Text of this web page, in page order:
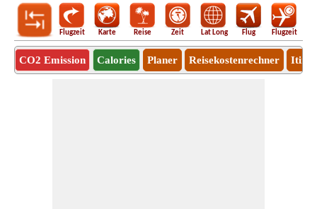
Flugzeit Karte Reise Zeit Lat Long Flug Flugzeit
CO2 Emission Calories Planer Reisekostenrechner